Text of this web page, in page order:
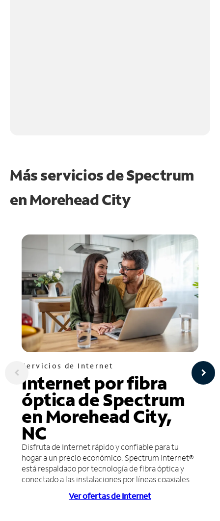
Más servicios de Spectrum
enMorehead City
Servicios de Internet
Internet por fibra
óptica de Spectrum
en Morehead City,
NC
Disfruta de Internet rápido y confiable para tu
hogar a un precio económico. Spectrum Internet®
está respaldado por tecnología de fibra óptica y
conectado a las instalaciones por líneas coaxiales.
Ver ofertas de Internet